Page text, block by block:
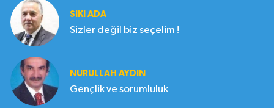
SIKI ADA
Sizler değil biz seçelim !
NURULLAH AYDIN
Gençlik ve sorumluluk